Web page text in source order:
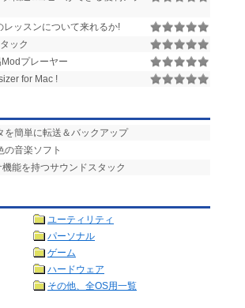
レッスンについて来れるか!
ック
プレーヤー
for Mac !
簡単に転送＆バックアップ
の音楽ソフト
能を持つサウンドスタック
ユーティリティ
パーソナル
ゲーム
ハードウェア
その他、全OS用一覧